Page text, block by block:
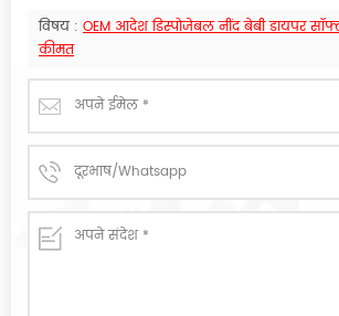
विषय : OEM आदेश डिस्पोजेबल नींद बेबी डायपर
कीमत